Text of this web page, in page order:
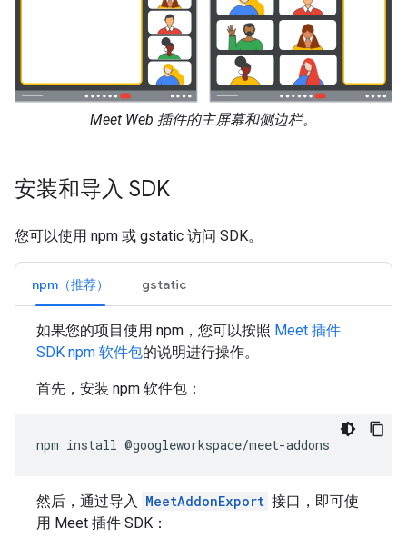
Meet Web 插件的主屏幕和侧边栏。
安装和导入 SDK
您可以使用 npm 或 gstatic 访问 SDK。
npm（推荐） gstatic
如果您的项目使用 npm，您可以按照 Meet 插件
SDK npm 软件包的说明进行操作。
首先，安装 npm 软件包：
npm install
然后，通过导入 MeetAddonExport 接口，即可使
用 Meet 插件 SDK：